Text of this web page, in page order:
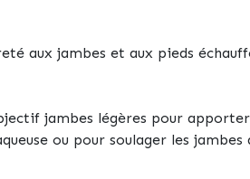
aux jambes et aux pieds
jambes légères pour
ou pour soulager les jambes